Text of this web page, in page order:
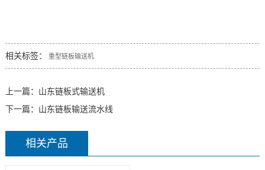
相关标签： 重型链板输送机
上一篇： 山东链板式输送机
下一篇： 山东链板输送流水线
相关产品